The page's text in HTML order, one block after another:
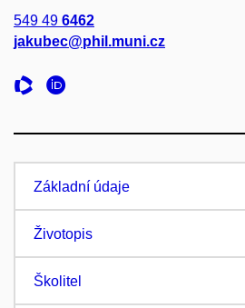
549 49 6462
jakubec@phil.muni.cz
Základní údaje
Životopis
Školitel